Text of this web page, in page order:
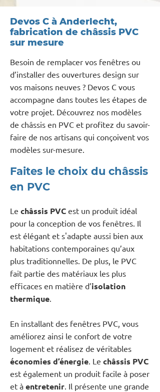
Devos C à Anderlecht,
fabrication de châssis PVC
sur mesure
Besoin de remplacer vos fenêtres ou
d’installer des ouvertures design sur
vos maisons neuves ? Devos C vous
accompagne dans toutes les étapes de
votre projet. Découvrez nos modèles
de châssis en PVC et profitez du savoir-
faire de nos artisans qui conçoivent vos
modèles sur-mesure.
Faites le choix du châssis
en PVC
Le châssis PVC est un produit idéal
pour la conception de vos fenêtres. Il
est élégant et s'adapte aussi bien aux
habitations contemporaines qu’aux
plus traditionnelles. De plus, le PVC
fait partie des matériaux les plus
efficaces en matière d’isolation
thermique.
En installant des fenêtres PVC, vous
améliorez ainsi le confort de votre
logement et réalisez de véritables
économies d’énergie. Le châssis PVC
est également un produit facile à poser
et à entretenir. Il présente une grande